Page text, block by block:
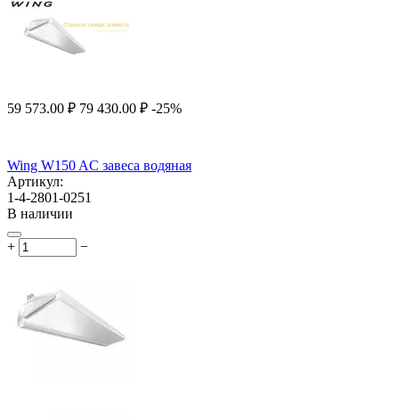
59 573.00 ₽ 79 430.00 ₽ -25%
Wing W150 AC завеса водяная
Артикул:
1-4-2801-0251
В наличии
+ −